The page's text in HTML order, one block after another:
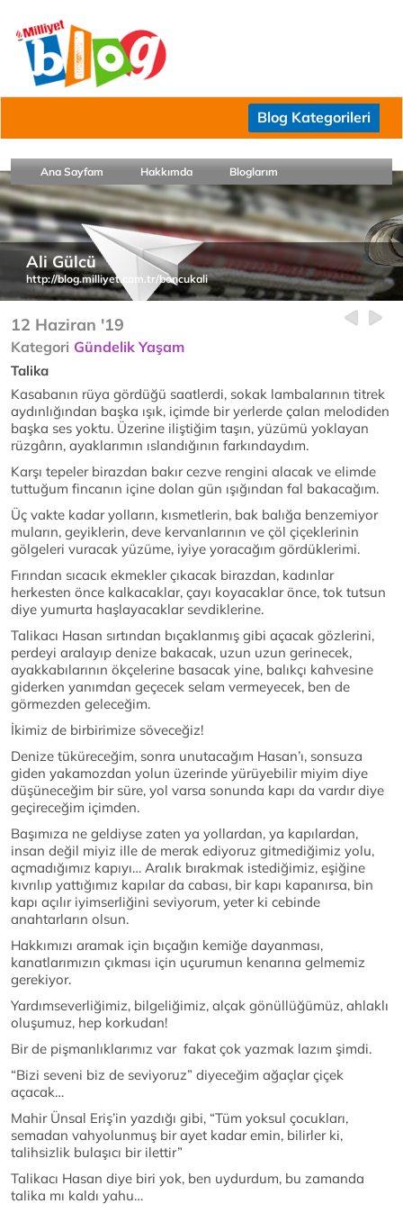
Blog Kategorileri
Ana Sayfam Hakkımda Bloglarım
Ali Gülcü
http://blog.milliyet.com.tr/boncukali
12 Haziran '19
Kategori Gündelik Yaşam
Talika
Kasabanın rüya gördüğü saatlerdi, sokak lambalarının titrek
aydınlığından başka ışık, içimde bir yerlerde çalan melodiden
başka ses yoktu. Üzerine iliştiğim taşın, yüzümü yoklayan
rüzgârın, ayaklarımın ıslandığının farkındaydım.
Karşı tepeler birazdan bakır cezve rengini alacak ve elimde
tuttuğum fincanın içine dolan gün ışığından fal bakacağım.
Üç vakte kadar yolların, kısmetlerin, bak balığa benzemiyor
muların, geyiklerin, deve kervanlarının ve çöl çiçeklerinin
gölgeleri vuracak yüzüme, iyiye yoracağım gördüklerimi.
Fırından sıcacık ekmekler çıkacak birazdan, kadınlar
herkesten önce kalkacaklar, çayı koyacaklar önce, tok tutsun
diye yumurta haşlayacaklar sevdiklerine.
Talikacı Hasan sırtından bıçaklanmış gibi açacak gözlerini,
perdeyi aralayıp denize bakacak, uzun uzun gerinecek,
ayakkabılarının ökçelerine basacak yine, balıkçı kahvesine
giderken yanımdan geçecek selam vermeyecek, ben de
görmezden geleceğim.
İkimiz de birbirimize söveceğiz!
Denize tüküreceğim, sonra unutacağım Hasan’ı, sonsuza
giden yakamozdan yolun üzerinde yürüyebilir miyim diye
düşüneceğim bir süre, yol varsa sonunda kapı da vardır diye
geçireceğim içimden.
Başımıza ne geldiyse zaten ya yollardan, ya kapılardan,
insan değil miyiz ille de merak ediyoruz gitmediğimiz yolu,
açmadığımız kapıyı… Aralık bırakmak istediğimiz, eşiğine
kıvrılıp yattığımız kapılar da cabası, bir kapı kapanırsa, bin
kapı açılır iyimserliğini seviyorum, yeter ki cebinde
anahtarların olsun.
Hakkımızı aramak için bıçağın kemiğe dayanması,
kanatlarımızın çıkması için uçurumun kenarına gelmemiz
gerekiyor.
Yardımseverliğimiz, bilgeliğimiz, alçak gönüllüğümüz, ahlaklı
oluşumuz, hep korkudan!
Bir de pişmanlıklarımız var fakat çok yazmak lazım şimdi.
“Bizi seveni biz de seviyoruz” diyeceğim ağaçlar çiçek
açacak…
Mahir Ünsal Eriş’in yazdığı gibi, “Tüm yoksul çocukları,
semadan vahyolunmuş bir ayet kadar emin, bilirler ki,
talihsizlik bulaşıcı bir ilettir”
Talikacı Hasan diye biri yok, ben uydurdum, bu zamanda
talika mı kaldı yahu…